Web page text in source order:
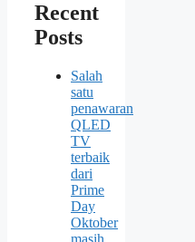
Recent
Posts
Salah
satu
penawaran
QLED
TV
terbaik
dari
Prime
Day
Oktober